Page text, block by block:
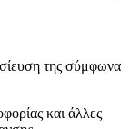
της σύμφωνα
και άλλες